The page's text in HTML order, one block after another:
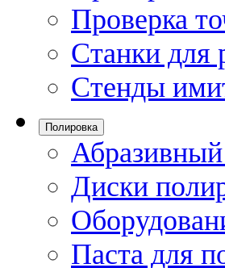
Проверка
Станки для
Стенды
Полировка
Диски
Паста для